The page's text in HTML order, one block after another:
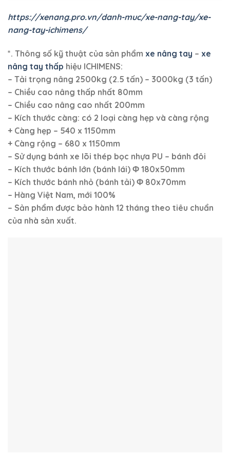
https://xenang.pro.vn/danh-muc/xe-nang-tay/xe-
nang-tay-ichimens/
*. Thông số kỹ thuật của sản phẩm xe nâng tay – xe
nâng tay thấp hiệu ICHIMENS:
– Tải trọng nâng 2500kg (2.5 tấn) – 3000kg (3 tấn)
– Chiều cao nâng thấp nhất 80mm
– Chiều cao nâng cao nhất 200mm
– Kích thước càng: có 2 loại càng hẹp và càng rộng
+ Càng hẹp – 540 x 1150mm
+ Càng rộng – 680 x 1150mm
– Sử dụng bánh xe lõi thép bọc nhựa PU – bánh đôi
– Kích thước bánh lớn (bánh lái) Φ 180x50mm
– Kích thước bánh nhỏ (bánh tải) Φ 80x70mm
– Hàng Việt Nam, mới 100%
– Sản phẩm được bảo hành 12 tháng theo tiêu chuẩn
của nhà sản xuất.